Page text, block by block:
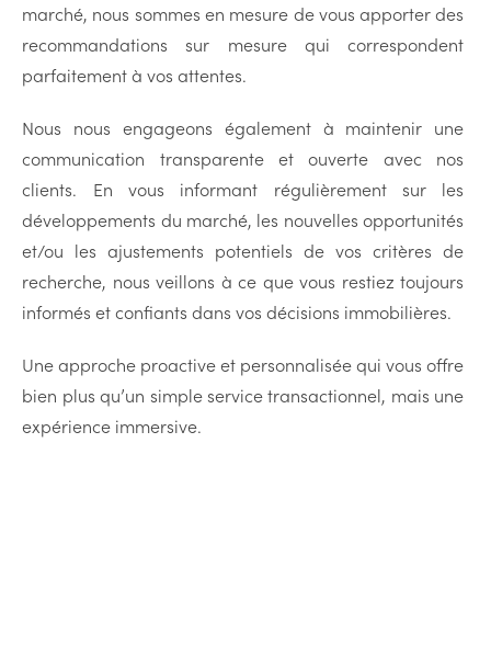
marché, nous sommes en mesure de vous apporter des
recommandations sur mesure qui correspondent
parfaitement à vos attentes.
Nous nous engageons également à maintenir une
communication transparente et ouverte avec nos
clients. En vous informant régulièrement sur les
développements du marché, les nouvelles opportunités
et/ou les ajustements potentiels de vos critères de
recherche, nous veillons à ce que vous restiez toujours
informés et confiants dans vos décisions immobilières.
Une approche proactive et personnalisée qui vous offre
bien plus qu’un simple service transactionnel, mais une
expérience immersive.